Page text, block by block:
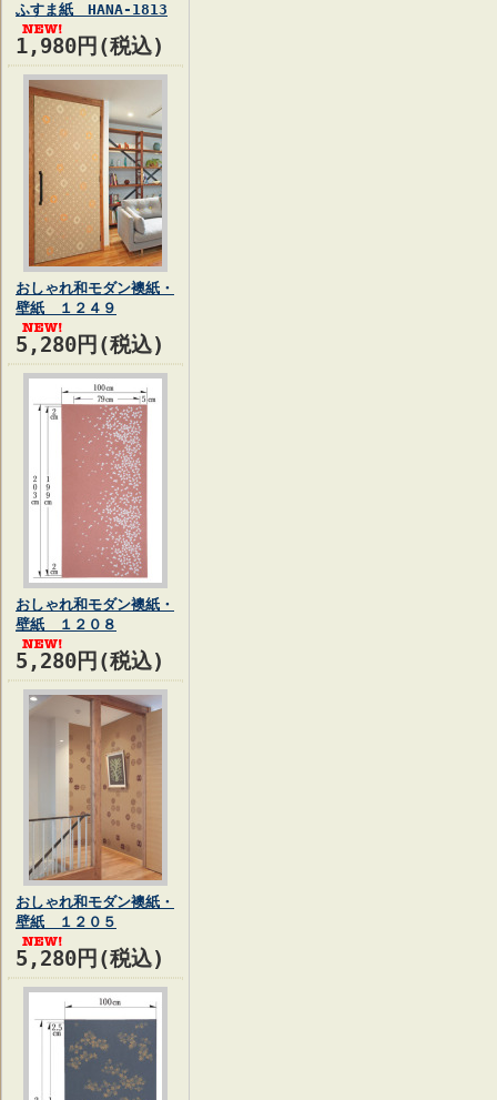
ふすま紙 HANA-1813
1,980円(税込)
おしゃれ和モダン襖紙・
壁紙 １２４９
5,280円(税込)
おしゃれ和モダン襖紙・
壁紙 １２０８
5,280円(税込)
おしゃれ和モダン襖紙・
壁紙 １２０５
5,280円(税込)